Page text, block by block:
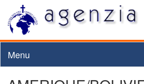
Menu